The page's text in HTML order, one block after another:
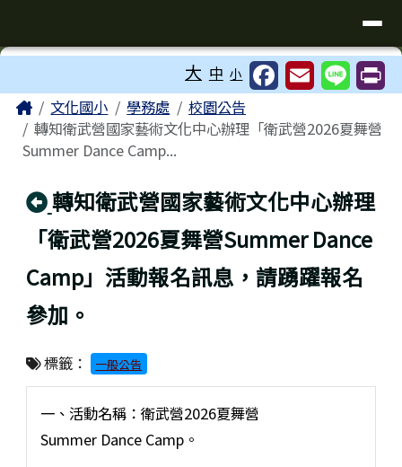
⏸
大 中 小
主內容區域
Home文化國小 學務處
校園公告
轉知衛武營國家藝術文化中心辦理「衛武營2026夏舞營
Summer Dance Camp...
回上頁
轉知衛武營國家藝術文化中心辦理
「衛武營2026夏舞營Summer Dance
Camp」活動報名訊息，請踴躍報名
參加。
標籤： 一般公告
一、活動名稱：衛武營2026夏舞營
Summer Dance Camp。
頁尾區域